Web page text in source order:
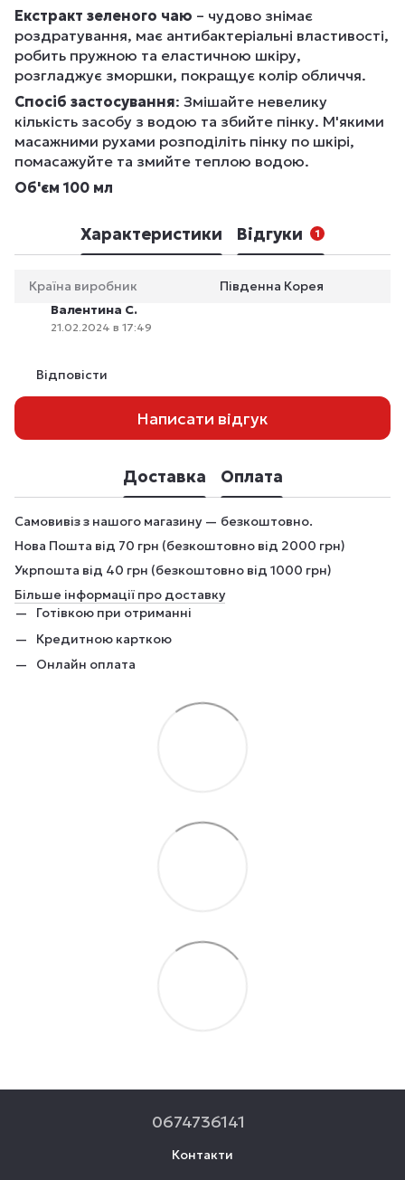
Екстракт зеленого чаю – чудово знімає
роздратування, має антибактеріальні властивості,
робить пружною та еластичною шкіру,
розгладжує зморшки, покращує колір обличчя.
Спосіб застосування: Змішайте невелику
кількість засобу з водою та збийте пінку. М'якими
масажними рухами розподіліть пінку по шкірі,
помасажуйте та змийте теплою водою.
Об'єм 100 мл
Характеристики Відгуки 1
Країна виробник
Південна Корея
Валентина С.
21.02.2024 в 17:49
Відповісти
Написати відгук
Доставка Оплата
Самовивіз з нашого магазину — безкоштовно.
Нова Пошта від 70 грн (безкоштовно від 2000 грн)
Укрпошта від 40 грн (безкоштовно від 1000 грн)
Більше інформації про доставку
Готівкою при отриманні
Кредитною карткою
Онлайн оплата
0674736141
Контакти